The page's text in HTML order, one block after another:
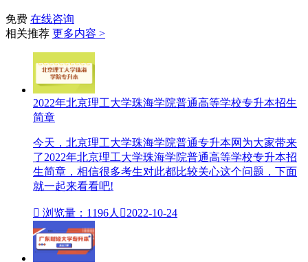
免费 在线咨询
相关推荐 更多内容 >
2022年北京理工大学珠海学院普通高等学校专升本招生
简章
今天，北京理工大学珠海学院普通专升本网为大家带来
了2022年北京理工大学珠海学院普通高等学校专升本招
生简章，相信很多考生对此都比较关心这个问题，下面
就一起来看看吧!
 浏览量：1196人 2022-10-24